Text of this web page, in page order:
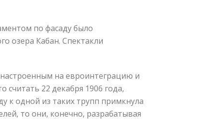
по фасаду было
озера Кабан. Спектакли
на евроинтеграцию и
22 декабря 1906 года,
к одной из таких трупп примкнула
то они, конечно, разрабатывая